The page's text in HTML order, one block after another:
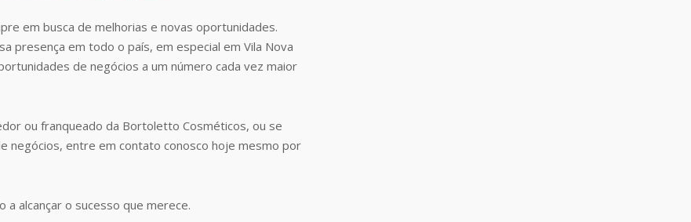
em busca de melhorias e novas oportunidades.
presença em todo o país, em especial em Vila Nova
de negócios a um número cada vez maior
ou franqueado da Bortoletto Cosméticos, ou se
negócios, entre em contato conosco hoje mesmo por
a alcançar o sucesso que merece.